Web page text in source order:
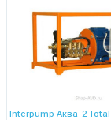
Interpump Аква-2